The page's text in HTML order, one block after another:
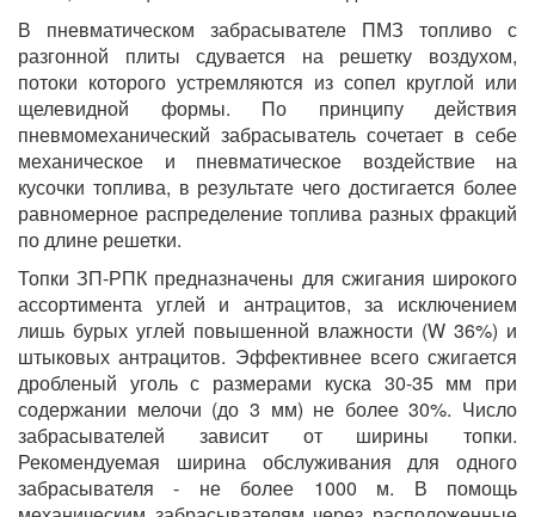
В пневматическом забрасывателе ПМЗ топливо с
разгонной плиты сдувается на решетку воздухом,
потоки которого устремляются из сопел круглой или
щелевидной формы. По принципу действия
пневмомеханический забрасыватель сочетает в себе
механическое и пневматическое воздействие на
кусочки топлива, в результате чего достигается более
равномерное распределение топлива разных фракций
по длине решетки.
Топки ЗП-РПК предназначены для сжигания широкого
ассортимента углей и антрацитов, за исключением
лишь бурых углей повышенной влажности (W 36%) и
штыковых антрацитов. Эффективнее всего сжигается
дробленый уголь с размерами куска 30-35 мм при
содержании мелочи (до 3 мм) не более 30%. Число
забрасывателей зависит от ширины топки.
Рекомендуемая ширина обслуживания для одного
забрасывателя - не более 1000 м. В помощь